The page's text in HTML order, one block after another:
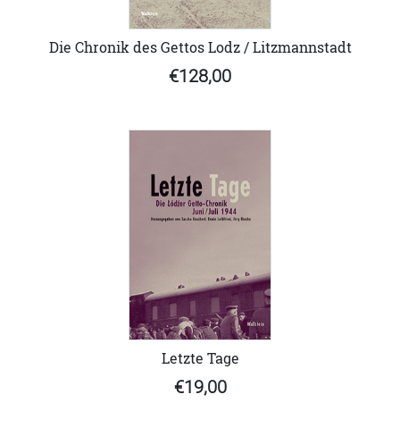
Die Chronik des Gettos Lodz / Litzmannstadt
€128,00
Letzte Tage
€19,00